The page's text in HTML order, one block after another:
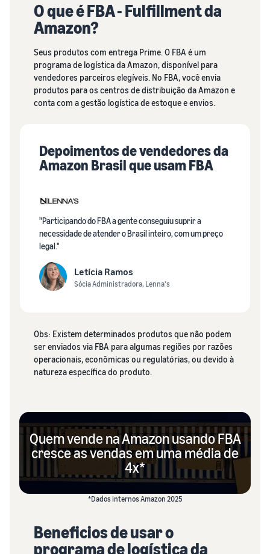
O que é FBA - Fulfillment da
Amazon?
Seus produtos com entrega Prime. O FBA é um
programa de logística da Amazon, disponível para
vendedores parceiros elegíveis. No FBA, você envia
produtos para os centros de distribuição da Amazon e
conta com a gestão logística de estoque e envios.
Depoimentos de vendedores da
Amazon Brasil que usam FBA
"Participando do FBA a gente conseguiu suprir a
necessidade de atender o Brasil inteiro, com um preço
legal."
Letícia Ramos
Sócia Administradora, Lenna's
Obs: Existem determinados produtos que não podem
ser enviados via FBA para algumas regiões por razões
operacionais, econômicas ou regulatórias, ou devido à
natureza específica do produto.
Quem vende na Amazon usando FBA
cresce as vendas em uma média de
4x*
*Dados internos Amazon 2025
Beneficios de usar o
programa de logística da